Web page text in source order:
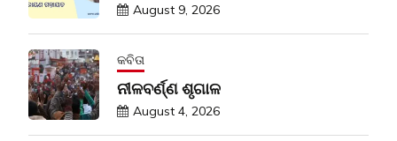
August 9, 2026
କବିତା
ନୀଳବର୍ଣ୍ଣ ଶୃଗାଳ
August 4, 2026